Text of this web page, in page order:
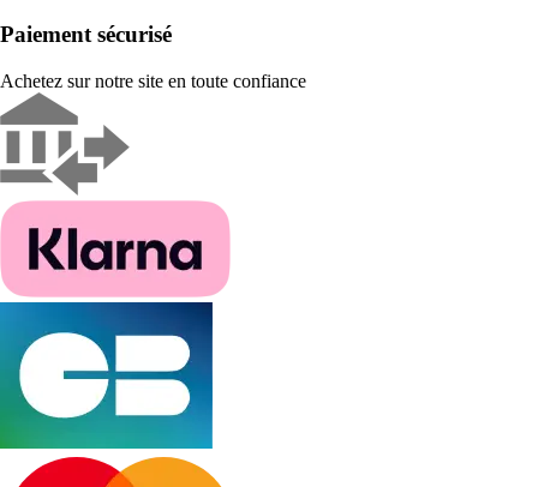
Paiement sécurisé
Achetez sur notre site en toute confiance